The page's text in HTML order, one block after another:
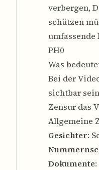
verbergen,
schützen
umfassende
PH0
Was
Bei der
sichtbar
Zensur das
Allgemeine
Gesichter:
Dokumente